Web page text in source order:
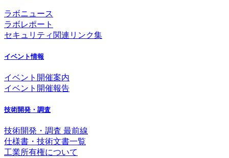
ラボニュース
ラボレポート
セキュリティ関連リンク集
イベント情報
イベント開催案内
イベント開催報告
技術開発・調査
技術開発・調査 最前線
仕様書・技術文書一覧
工業所有権について